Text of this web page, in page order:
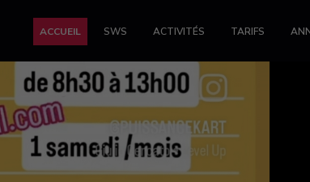
ACCUEIL SWS ACTIVITÉS TARIFS